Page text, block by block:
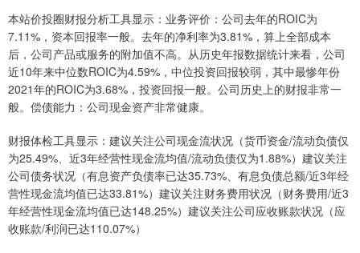
本站价投圈财报分析工具显示：业务评价：公司去年的ROIC为
7.11%，资本回报率一般。去年的净利率为3.81%，算上全部成本
后，公司产品或服务的附加值不高。从历史年报数据统计来看，公司
近10年来中位数ROIC为4.59%，中位投资回报较弱，其中最惨年份
2021年的ROIC为3.68%，投资回报一般。公司历史上的财报非常一
般。偿债能力：公司现金资产非常健康。
财报体检工具显示：建议关注公司现金流状况（货币资金/流动负债仅
为25.49%、近3年经营性现金流均值/流动负债仅为1.88%）建议关注
公司债务状况（有息资产负债率已达35.73%、有息负债总额/近3年经
营性现金流均值已达33.81%）建议关注财务费用状况（财务费用/近3
年经营性现金流均值已达148.25%）建议关注公司应收账款状况（应
收账款/利润已达110.07%）